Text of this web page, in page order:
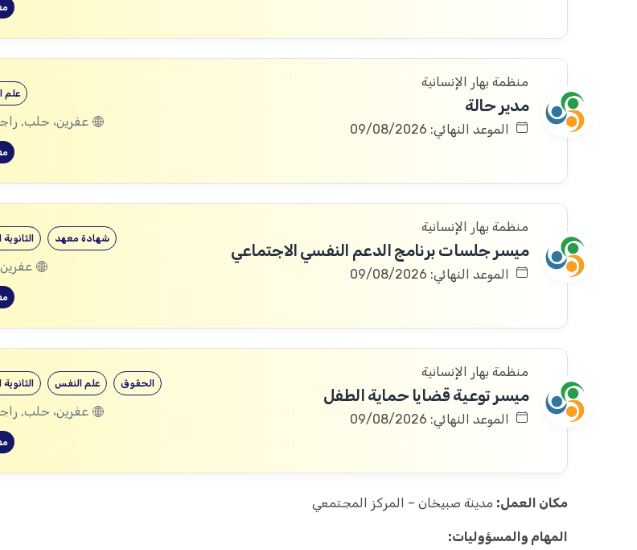
منظمة بهار الإنسانية
مدير حالة
الموعد النهائي: 09/08/2026
علم
منظمة بهار الإنسانية
ميسر جلسات برنامج الدعم النفسي الاجتماعي
الموعد النهائي: 09/08/2026
شهادة معهد
منظمة بهار الإنسانية
ميسر توعية قضايا حماية الطفل
الموعد النهائي: 09/08/2026
علم النفس الحقوق
مكان العمل: مدينة صبيخان – المركز المجتمعي
المهام والمسؤوليات: